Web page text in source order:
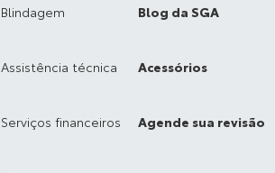
Blindagem
Assistência técnica
Serviços financeiros
Blog da SGA
Acessórios
Agende sua revisão